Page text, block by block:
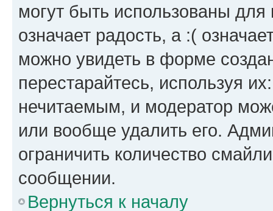
могут быть использованы
означает радость, а :(
можно увидеть в форме
перестарайтесь, используя
нечитаемым, и модератор
или вообще удалить его.
ограничить количество
сообщении.
Вернуться к началу